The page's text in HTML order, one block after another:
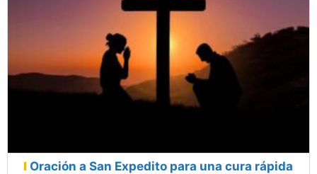
Oración a San Expedito para una cura rápida